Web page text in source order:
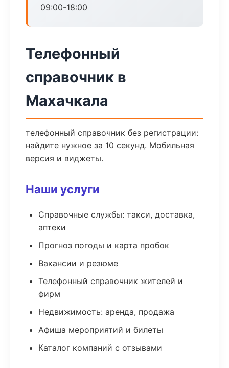
09:00-18:00
Телефонный
справочник в
Махачкала
телефонный справочник без регистрации:
найдите нужное за 10 секунд. Мобильная
версия и виджеты.
Наши услуги
Справочные службы: такси, доставка,
аптеки
Прогноз погоды и карта пробок
Вакансии и резюме
Телефонный справочник жителей и
фирм
Недвижимость: аренда, продажа
Афиша мероприятий и билеты
Каталог компаний с отзывами